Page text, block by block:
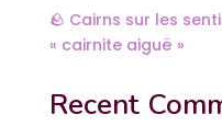
🪨 Cairns sur les
« cairnite aiguë »
Recent